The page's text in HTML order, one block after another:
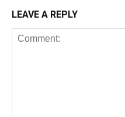
LEAVE A REPLY